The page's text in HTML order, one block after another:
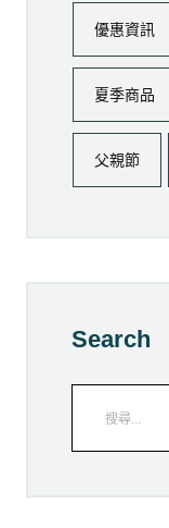
優惠資訊
夏季商品
父親節
Search